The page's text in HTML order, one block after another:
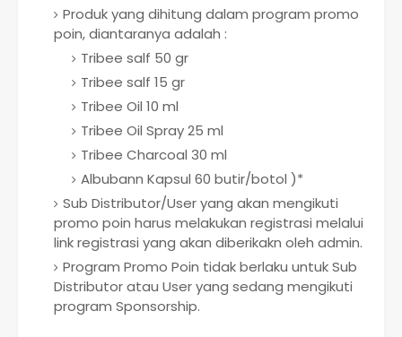
Produk yang dihitung dalam program promo
poin, diantaranya adalah :
Tribee salf 50 gr
Tribee salf 15 gr
Tribee Oil 10 ml
Tribee Oil Spray 25 ml
Tribee Charcoal 30 ml
Albubann Kapsul 60 butir/botol )*
Sub Distributor/User yang akan mengikuti
promo poin harus melakukan registrasi melalui
link registrasi yang akan diberikakn oleh admin.
Program Promo Poin tidak berlaku untuk Sub
Distributor atau User yang sedang mengikuti
program Sponsorship.